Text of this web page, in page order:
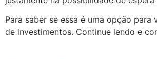
Para saber se essa é uma opção
de investimentos. Continue lendo e